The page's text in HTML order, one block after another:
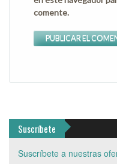
comente.
Suscríbete
Suscríbete a nuestras